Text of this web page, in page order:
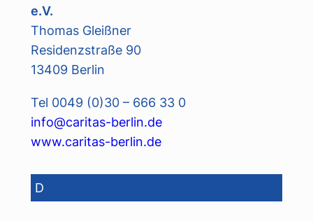
e.V.
Thomas Gleißner
Residenzstraße 90
13409 Berlin
Tel 0049 (0)30 – 666 33 0
info@caritas-berlin.de
www.caritas-berlin.de
D